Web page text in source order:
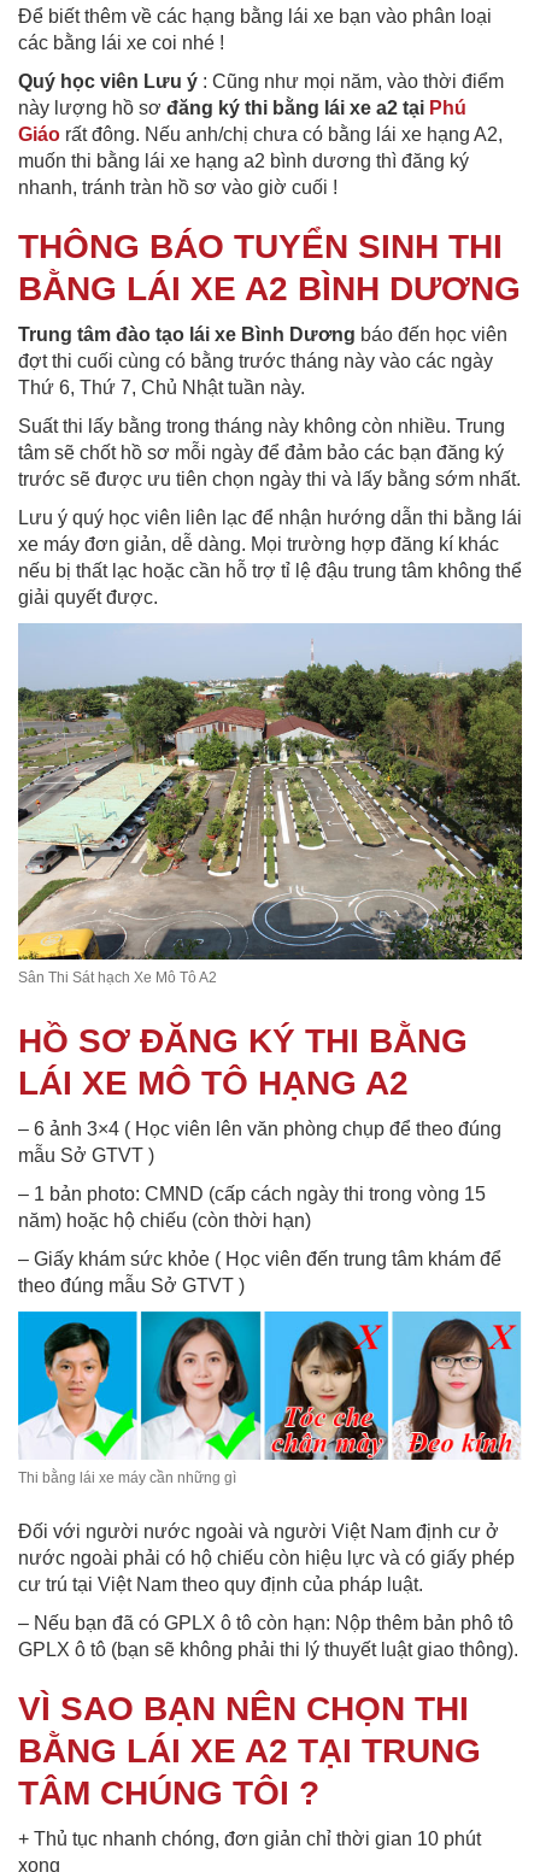
Để biết thêm về các hạng bằng lái xe bạn vào phân loại
các bằng lái xe coi nhé !
Quý học viên Lưu ý : Cũng như mọi năm, vào thời điểm
này lượng hồ sơ đăng ký thi bằng lái xe a2 tại Phú
Giáo rất đông. Nếu anh/chị chưa có bằng lái xe hạng A2,
muốn thi bằng lái xe hạng a2 bình dương thì đăng ký
nhanh, tránh tràn hồ sơ vào giờ cuối !
THÔNG BÁO TUYỂN SINH THI
BẰNG LÁI XE A2 BÌNH DƯƠNG
Trung tâm đào tạo lái xe Bình Dương báo đến học viên
đợt thi cuối cùng có bằng trước tháng này vào các ngày
Thứ 6, Thứ 7, Chủ Nhật tuần này.
Suất thi lấy bằng trong tháng này không còn nhiều. Trung
tâm sẽ chốt hồ sơ mỗi ngày để đảm bảo các bạn đăng ký
trước sẽ được ưu tiên chọn ngày thi và lấy bằng sớm nhất.
Lưu ý quý học viên liên lạc để nhận hướng dẫn thi bằng lái
xe máy đơn giản, dễ dàng. Mọi trường hợp đăng kí khác
nếu bị thất lạc hoặc cần hỗ trợ tỉ lệ đậu trung tâm không thể
giải quyết được.
Sân Thi Sát hạch Xe Mô Tô A2
HỒ SƠ ĐĂNG KÝ THI BẰNG
LÁI XE MÔ TÔ HẠNG A2
– 6 ảnh 3×4 ( Học viên lên văn phòng chụp để theo đúng
mẫu Sở GTVT )
– 1 bản photo: CMND (cấp cách ngày thi trong vòng 15
năm) hoặc hộ chiếu (còn thời hạn)
– Giấy khám sức khỏe ( Học viên đến trung tâm khám để
theo đúng mẫu Sở GTVT )
Thi bằng lái xe máy cần những gì
Đối với người nước ngoài và người Việt Nam định cư ở
nước ngoài phải có hộ chiếu còn hiệu lực và có giấy phép
cư trú tại Việt Nam theo quy định của pháp luật.
– Nếu bạn đã có GPLX ô tô còn hạn: Nộp thêm bản phô tô
GPLX ô tô (bạn sẽ không phải thi lý thuyết luật giao thông).
VÌ SAO BẠN NÊN CHỌN THI
BẰNG LÁI XE A2 TẠI TRUNG
TÂM CHÚNG TÔI ?
+ Thủ tục nhanh chóng, đơn giản chỉ thời gian 10 phút
xong